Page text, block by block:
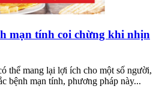
mạn tính coi chừng khi nhịn
thể mang lại lợi ích cho một số người,
bệnh mạn tính, phương pháp này...